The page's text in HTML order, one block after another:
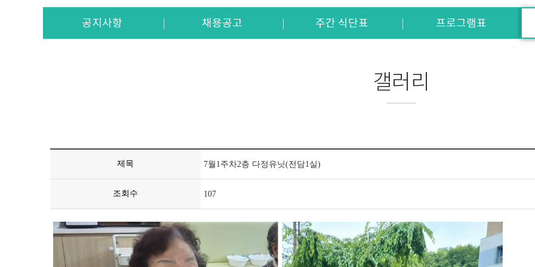
공지사항 채용공고 주간 식단표 프로그램표
갤러리
제목 7월1주차2층 다정유닛(전담1실)
조회수 107